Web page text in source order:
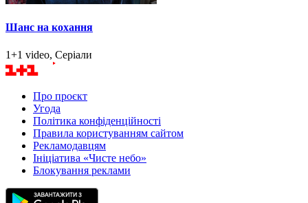
Шанс на кохання
1+1 video, Серіали
Про проєкт
Угода
Політика конфіденційності
Правила користуванням сайтом
Рекламодавцям
Ініціатива «Чисте небо»
Блокування реклами